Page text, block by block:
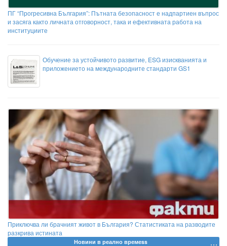
ПГ “Прогресивна България”: Пътната безопасност е надпартиен въпрос
и засяга както личната отговорност, така и ефективната работа на
институциите
Обучение за устойчивото развитие, ESG изискванията и
приложението на международните стандарти GS1
Приключва ли брачният живот в България? Статистиката на разводите
разкрива истината
Новини в реално времеss